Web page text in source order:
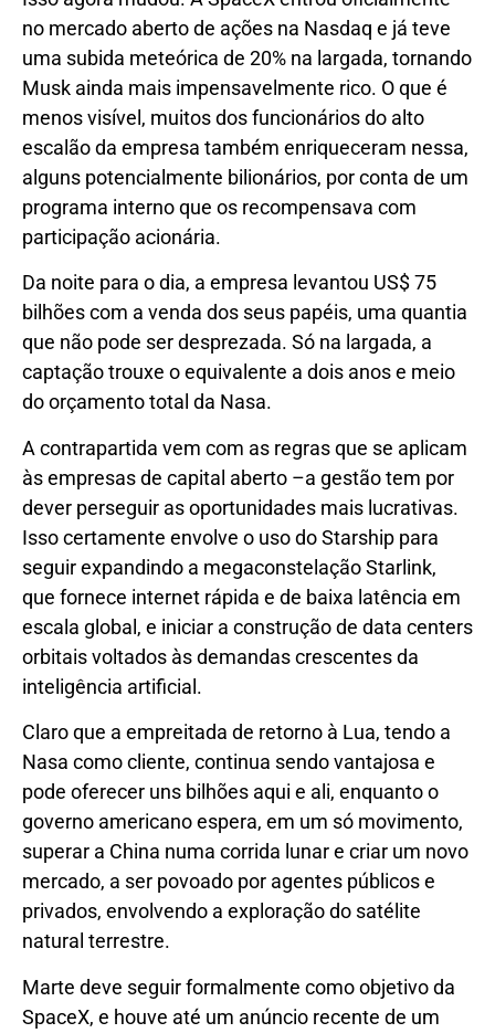
no mercado aberto de ações na Nasdaq e já teve
uma subida meteórica de 20% na largada, tornando
Musk ainda mais impensavelmente rico. O que é
menos visível, muitos dos funcionários do alto
escalão da empresa também enriqueceram nessa,
alguns potencialmente bilionários, por conta de um
programa interno que os recompensava com
participação acionária.
Da noite para o dia, a empresa levantou US$ 75
bilhões com a venda dos seus papéis, uma quantia
que não pode ser desprezada. Só na largada, a
captação trouxe o equivalente a dois anos e meio
do orçamento total da Nasa.
A contrapartida vem com as regras que se aplicam
às empresas de capital aberto –a gestão tem por
dever perseguir as oportunidades mais lucrativas.
Isso certamente envolve o uso do Starship para
seguir expandindo a megaconstelação Starlink,
que fornece internet rápida e de baixa latência em
escala global, e iniciar a construção de data centers
orbitais voltados às demandas crescentes da
inteligência artificial.
Claro que a empreitada de retorno à Lua, tendo a
Nasa como cliente, continua sendo vantajosa e
pode oferecer uns bilhões aqui e ali, enquanto o
governo americano espera, em um só movimento,
superar a China numa corrida lunar e criar um novo
mercado, a ser povoado por agentes públicos e
privados, envolvendo a exploração do satélite
natural terrestre.
Marte deve seguir formalmente como objetivo da
SpaceX, e houve até um anúncio recente de um